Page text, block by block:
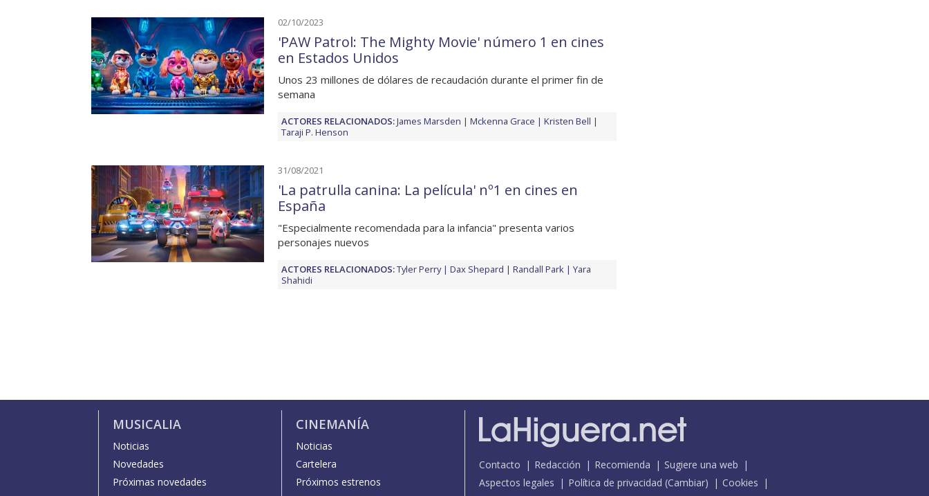
02/10/2023
'PAW Patrol: The Mighty Movie' número 1 en cines
en Estados Unidos
Unos 23 millones de dólares de recaudación durante el primer fin de
semana
ACTORES RELACIONADOS:James Marsden Mckenna Grace
Kristen Bell
Taraji P. Henson
31/08/2021
'La patrulla canina: La película' nº1 en cines en
España
"Especialmente recomendada para la infancia" presenta varios
personajes nuevos
ACTORES RELACIONADOS:Tyler Perry Dax Shepard Randall Park
Yara
Shahidi
MUSICALIA
Noticias
Novedades
Próximas novedades
CINEMANÍA
Noticias
Cartelera
Próximos estrenos
Contacto Redacción Recomienda
Sugiere una web
Aspectos legales
Política de privacidad (Cambiar)
Cookies